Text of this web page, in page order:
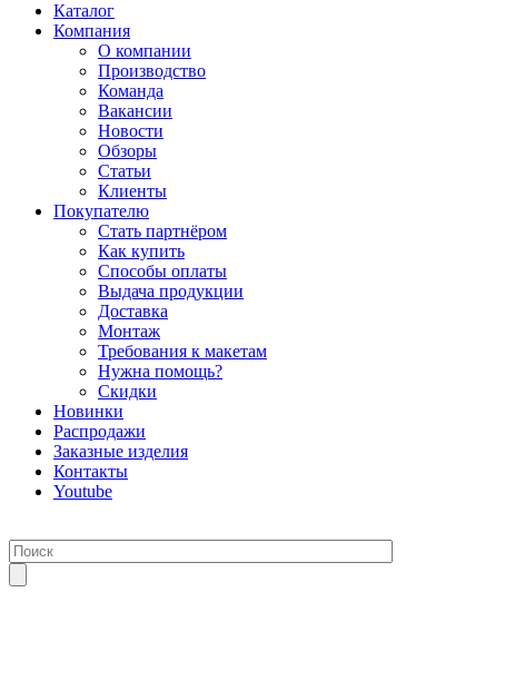
Каталог
Компания
О компании
Производство
Команда
Вакансии
Новости
Обзоры
Статьи
Клиенты
Покупателю
Стать партнёром
Как купить
Способы оплаты
Выдача продукции
Доставка
Монтаж
Требования к макетам
Нужна помощь?
Скидки
Новинки
Распродажи
Заказные изделия
Контакты
Youtube